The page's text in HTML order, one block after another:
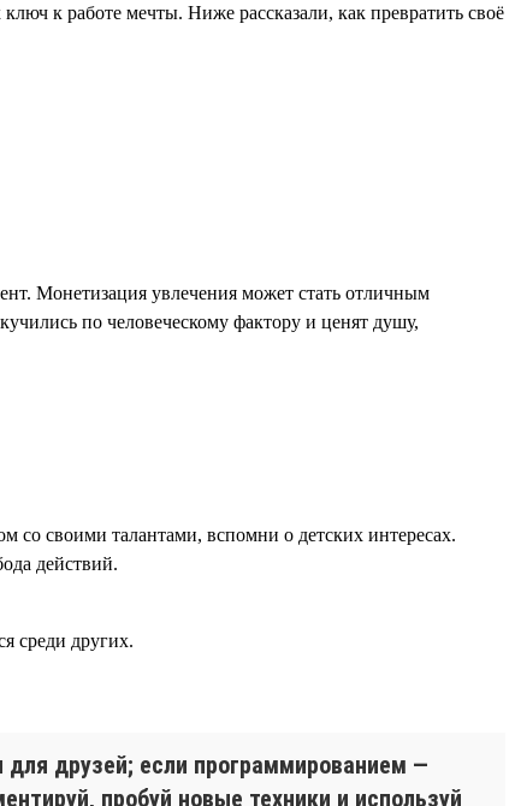
к работе мечты. Ниже рассказали, как превратить своё
Монетизация увлечения может стать отличным
по человеческому фактору и ценят душу,
со своими талантами, вспомни о детских интересах.
действий.
среди других.
друзей; если программированием —
пробуй новые техники и используй